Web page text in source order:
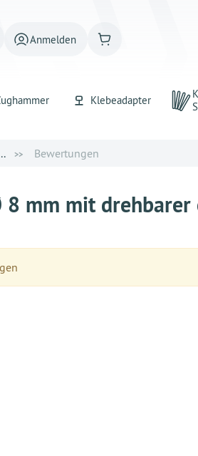
Anmelden
Klebeadapter
Bewertungen
8 mm mit